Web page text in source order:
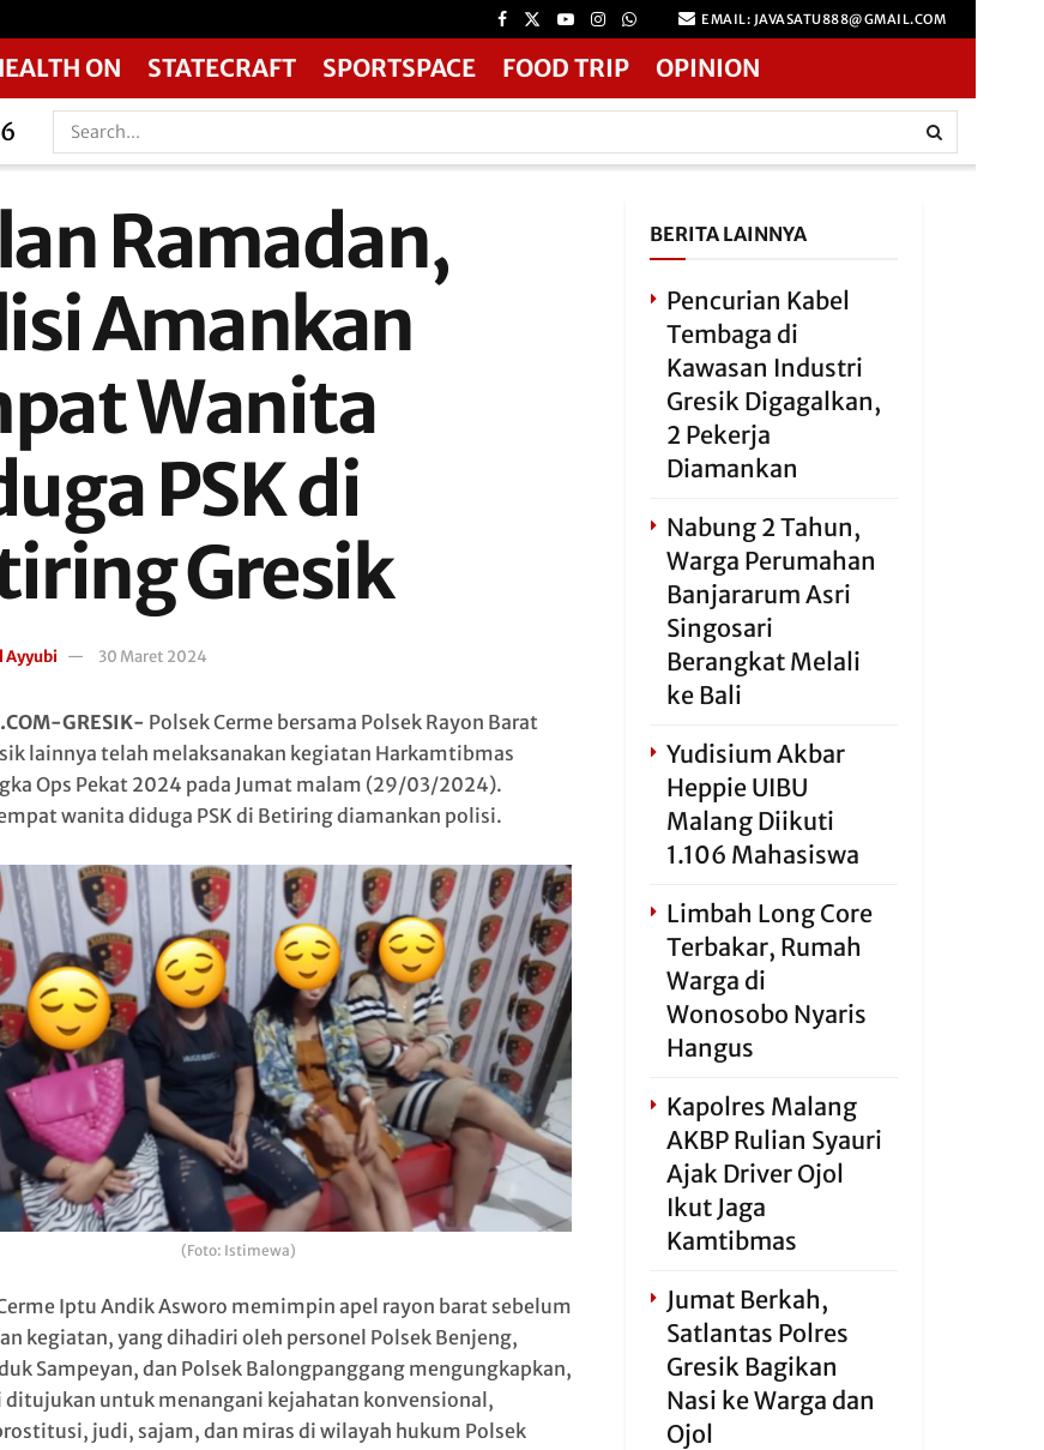
EMAIL: JAVASATU888@GMAIL.COM
ON STATECRAFT SPORTSPACE FOOD TRIP OPINION
Ramadan,
Amankan
Wanita
PSK di
Gresik
Ayyubi 30 Maret 2024
GRESIK- Polsek Cerme bersama Polsek Rayon Barat
lainnya telah melaksanakan kegiatan Harkamtibmas
Ops Pekat 2024 pada Jumat malam (29/03/2024).
wanita diduga PSK di Betiring diamankan polisi.
(Foto: Istimewa)
Iptu Andik Asworo memimpin apel rayon barat sebelum
kegiatan, yang dihadiri oleh personel Polsek Benjeng,
Sampeyan, dan Polsek Balongpanggang mengungkapkan,
ditujukan untuk menangani kejahatan konvensional,
judi, sajam, dan miras di wilayah hukum Polsek
BERITA LAINNYA
Pencurian Kabel
Tembaga di
Kawasan Industri
Gresik Digagalkan,
2 Pekerja
Diamankan
Nabung 2 Tahun,
Warga Perumahan
Banjararum Asri
Singosari
Berangkat Melali
ke Bali
Yudisium Akbar
Heppie UIBU
Malang Diikuti
1.106 Mahasiswa
Limbah Long Core
Terbakar, Rumah
Warga di
Wonosobo Nyaris
Hangus
Kapolres Malang
AKBP Rulian Syauri
Ajak Driver Ojol
Ikut Jaga
Kamtibmas
Jumat Berkah,
Satlantas Polres
Gresik Bagikan
Nasi ke Warga dan
Ojol